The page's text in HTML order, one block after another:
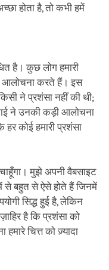
होता है, तो कभी हमें
है। कुछ लोग हमारी
आलोचना करते हैं। इस
ने प्रशंसा नहीं की थी;
ने उनकी कड़ी आलोचना
हर कोई हमारी प्रशंसा
मुझे अपनी वैबसाइट
से बहुत से ऐसे होते हैं जिनमें
सिद्ध हुई है, लेकिन
है कि प्रशंसा को
चित्त को ज़्यादा